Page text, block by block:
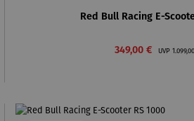
Red Bull Racing E-
Verkaufspreis:
349,00 € UVP